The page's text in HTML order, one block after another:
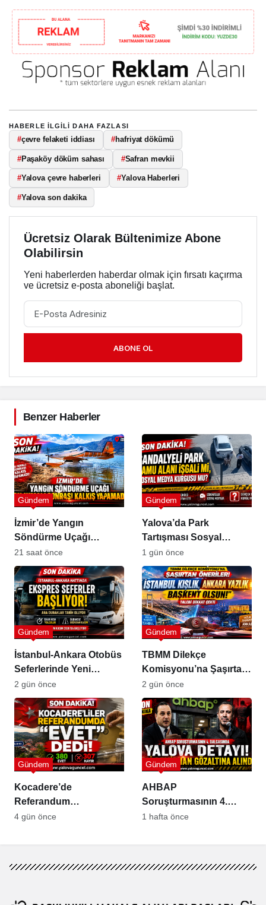
HABERLE ILGILI DAHA FAZLASI
#çevre felaketi iddiası #hafriyat dökümü
#Paşaköy döküm sahası #Safran mevkii
#Yalova çevre haberleri #Yalova Haberleri
#Yalova son dakika
Ücretsiz Olarak Bültenimize Abone
Olabilirsin
Yeni haberlerden haberdar olmak için fırsatı kaçırma
ve ücretsiz e-posta aboneliği başlat.
ABONE OL
Benzer Haberler
İzmir’de Yangın
Söndürme Uçağı
Gölette Kalkış
Yapamadı!
Gündem
21 saat önce
Yalova’da Park
Tartışması Sosyal
Medyada Büyük Yankı
Uyandırdı
Gündem
1 gün önce
İstanbul-Ankara Otobüs
Seferlerinde Yeni
Dönem
Gündem
2 gün önce
TBMM Dilekçe
Komisyonu’na Şaşırtan
Öneriler
Gündem
2 gün önce
Kocadere’de
Referandum
Sonuçlandı: Sandıktan
Gündem
4 gün önce
AHBAP
Soruşturmasının 4.
Dalgasında Yalova
Gündem
1 hafta önce